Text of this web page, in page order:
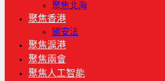
聚焦北海
聚焦香港
國安法
聚焦滬港
聚焦兩會
聚焦人工智能